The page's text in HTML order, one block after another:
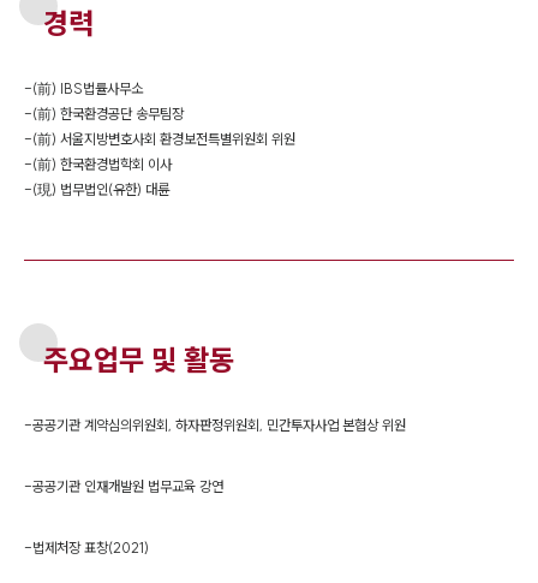
경력
-(前) IBS법률사무소
-(前) 한국환경공단 송무팀장
-(前) 서울지방변호사회 환경보전특별위원회 위원
-(前) 한국환경법학회 이사
-(現) 법무법인(유한) 대륜
주요업무 및 활동
-공공기관 계약심의위원회, 하자판정위원회, 민간투자사업 본협상 위원
-공공기관 인재개발원 법무교육 강연
-법제처장 표창(2021)